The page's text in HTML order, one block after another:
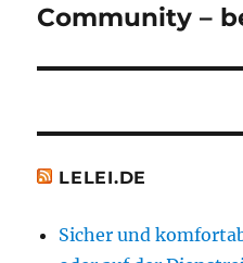
Beitrag:
Community –
LELEI.DE
Sicher und